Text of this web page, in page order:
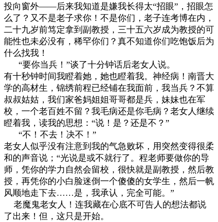
投向窗外——后来我知道是嫌我长得太“招眼” ，招眼怎
么了？又不是老子求你！不是你们，老子连考博在内，
二十九岁前笃定拿到副教授，三十五六岁成为教授的可
能性也未必没有，稀罕你们？真不知道你们吃饱饭后为
什么找我！
“要你当兵！ ”谈了十分钟话后老女人说。
有十秒钟时间我瞪着她，她也瞪着我。神经病！南晋大
学的高材生，锦绣前程已经铺在我面前，我当兵？不算
叔叔姑姑，我们家爸妈姐姐哥哥都是兵，妹妹也在军
校，一个老百姓不留？我毛病还是你毛病？老女人继续
瞪着我，读我的思想： “说！是？还是不？ ”
“不！不去！决不！ ”
老女人似乎没有注意到我的气急败坏，用突然变得很柔
和的声音说； “光说是或不就行了。程老师要做你的导
师，凭你的学力自然会留校，很快就是副教授，然后教
授，再凭你的小白脸迷倒一个傻傻的女学生，然后一帆
风顺地走下去……是，我承认，完全可能。 ”
老魔鬼老女人！连我藏在心底不可告人的想法都说
了出来！但，这只是开始。